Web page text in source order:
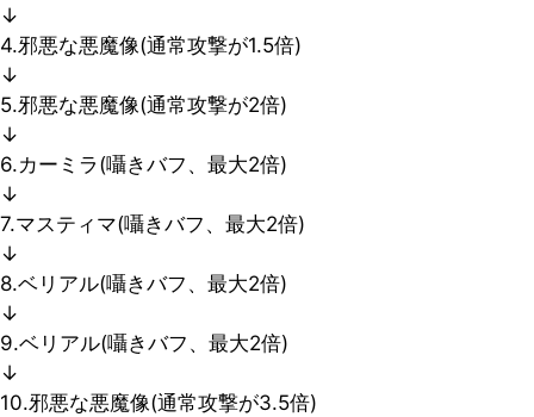
↓
4.邪悪な悪魔像(通常攻撃が1.5倍)
↓
5.邪悪な悪魔像(通常攻撃が2倍)
↓
6.カーミラ(囁きバフ、最大2倍)
↓
7.マスティマ(囁きバフ、最大2倍)
↓
8.ベリアル(囁きバフ、最大2倍)
↓
9.ベリアル(囁きバフ、最大2倍)
↓
10.邪悪な悪魔像(通常攻撃が3.5倍)